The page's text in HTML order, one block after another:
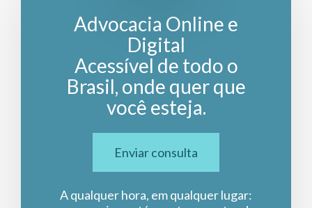
Advocacia Online e
Digital
Acessível de todo o
Brasil, onde quer que
você esteja.
Enviar consulta
A qualquer hora, em qualquer lugar: